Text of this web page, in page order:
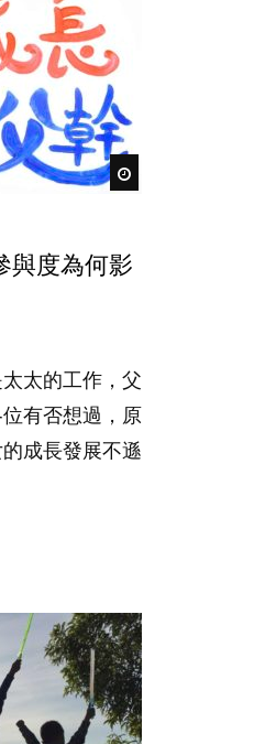
與度為何影
太的工作，父
有否想過，原
成長發展不遜